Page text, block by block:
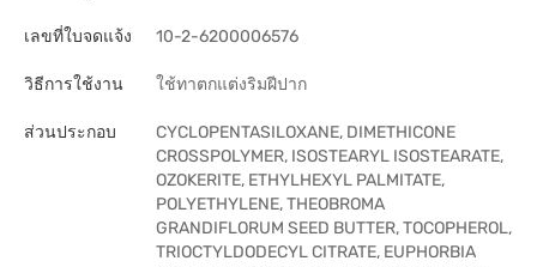
เลขที่ใบจดแจ้ง 10-2-6200006576
วิธีการใช้งาน ใช้ทาตกแต่งริมฝีปาก
ส่วนประกอบ
CYCLOPENTASILOXANE, DIMETHICONE
CROSSPOLYMER, ISOSTEARYL ISOSTEARATE,
OZOKERITE, ETHYLHEXYL PALMITATE,
POLYETHYLENE, THEOBROMA
GRANDIFLORUM SEED BUTTER, TOCOPHEROL,
TRIOCTYLDODECYL CITRATE, EUPHORBIA